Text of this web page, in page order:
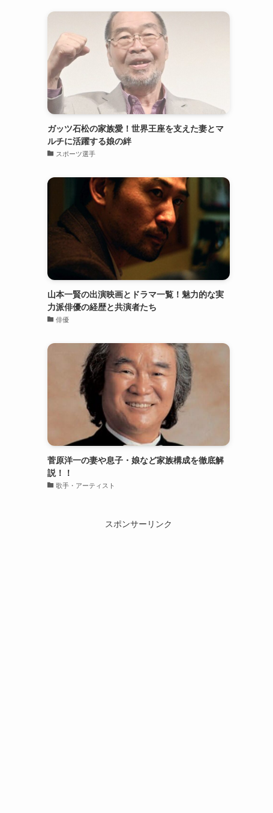
ガッツ石松の家族愛！世界王座を支えた妻とマ
ルチに活躍する娘の絆
スポーツ選手
山本一賢の出演映画とドラマ一覧！魅力的な実
力派俳優の経歴と共演者たち
俳優
菅原洋一の妻や息子・娘など家族構成を徹底解
説！！
歌手・アーティスト
スポンサーリンク